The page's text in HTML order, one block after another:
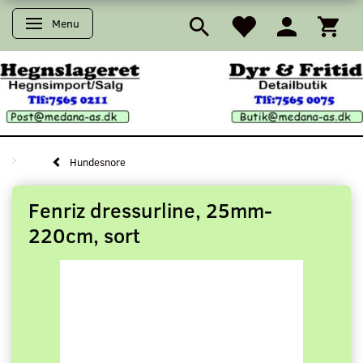
Skifte navigation
Menu
Hundesnore
Fenriz dressurline, 25mm-
220cm, sort